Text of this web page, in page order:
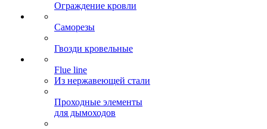
Ограждение кровли
Саморезы
Гвозди кровельные
Flue line
Из нержавеющей стали
Проходные элементы
для дымоходов